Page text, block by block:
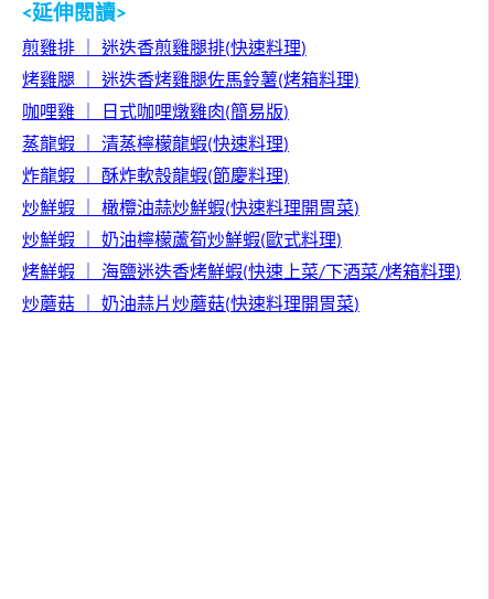
<延伸閱讀>
煎雞排 迷迭香煎雞腿排(快速料理)
烤雞腿 迷迭香烤雞腿佐馬鈴薯(烤箱料理)
咖哩雞 日式咖哩燉雞肉(簡易版)
蒸龍蝦 清蒸檸檬龍蝦(快速料理)
炸龍蝦 酥炸軟殼龍蝦(節慶料理)
炒鮮蝦 橄欖油蒜炒鮮蝦(快速料理開胃菜)
炒鮮蝦 奶油檸檬蘆筍炒鮮蝦(歐式料理)
烤鮮蝦 海鹽迷迭香烤鮮蝦(快速上菜/下酒菜/烤箱料理)
炒蘑菇 奶油蒜片炒蘑菇(快速料理開胃菜)